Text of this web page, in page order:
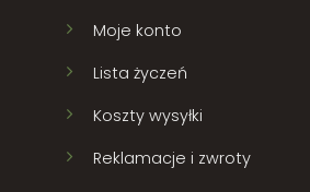
Moje konto
Lista życzeń
Koszty wysyłki
Reklamacje i zwroty